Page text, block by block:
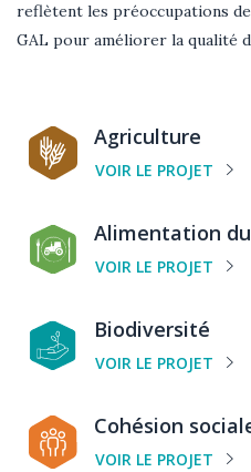
reflètent les préoccupations
GAL pour améliorer la qualité
Catégorie
de
Agriculture
VOIR LE PROJET
Catégorie
de
Alimentation
VOIR LE PROJET
Catégorie
de
Biodiversité
VOIR LE PROJET
Catégorie
de
Cohésion
VOIR LE PROJET